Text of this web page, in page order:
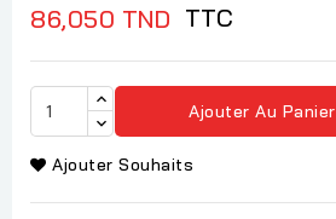
86,050 TND TTC
Ajouter Au Panier
Ajouter Souhaits